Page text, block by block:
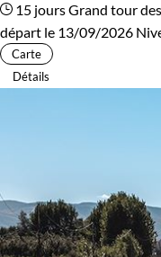
15 joursGrand tour
départ le 13/09/2026
Carte
Détails